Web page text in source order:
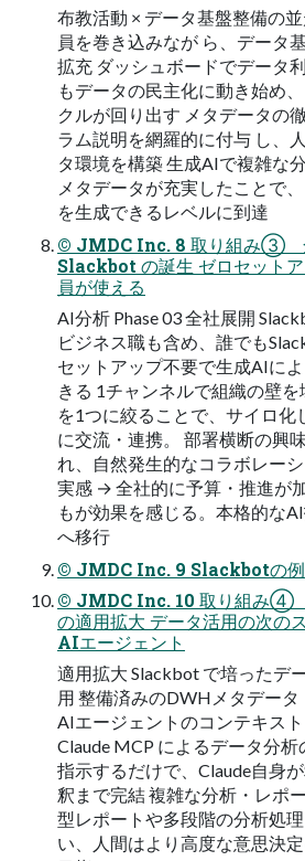
布教活動 × データ基盤整備の
員を巻き込みなが ら、データ
拡充 ダッシュボードでデータ
もデータの民主化に動き始め
クルが回り出す メタデータの
ラム説明を網羅的に付与 し、
タ環境を構築 生成AIで複雑な
メタデータが充実したことで
を生成できるレベルに到達
© JMDC Inc. 8 取り組み③
Slackbot の誕生 ゼロセット
員が使える
AI分析 Phase 03 全社展開
ビジネス職も含め、誰でも
セットアップ不要で生成AIに
きる 1チャンネルで組織の壁
を1つに絞ることで、サイロ化
に交流・連携。 部署横断の興
れ、自然発生的なコラボレー
実感 → 全社的に予算・推進が
もが効果を感じる。本格的な
へ移行
© JMDC Inc. 9 Slackbotの例
© JMDC Inc. 10 取り組み④
の適用拡大 データ活用の次の
AIエージェント
適用拡大 Slackbot で培ったデ
用 整備済みのDWHメタデー
AIエージェントのコンテキス
Claude MCP によるデータ分
指示するだけで、Claude自身
釈まで完結 複雑な分析・レポ
型レポートや多段階の分析処
い、人間はより高度な意思決